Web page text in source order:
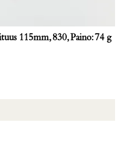
115mm, 830, Paino: 74 g